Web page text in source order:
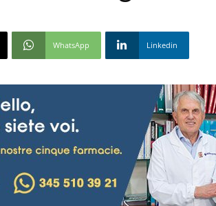
WhatsApp Linkedin